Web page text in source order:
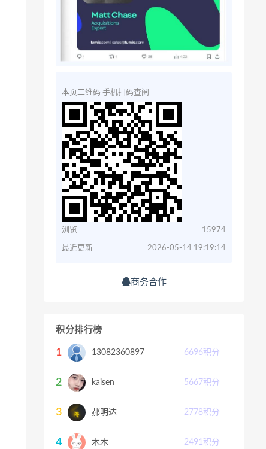
本页二维码 手机扫码查阅
浏览 15974
最近更新 2026-05-14 19:19:14
商务合作
积分排行榜
1 13082360897 6696积分
2 kaisen 5667积分
3 郝明达 2778积分
4 木木 2491积分